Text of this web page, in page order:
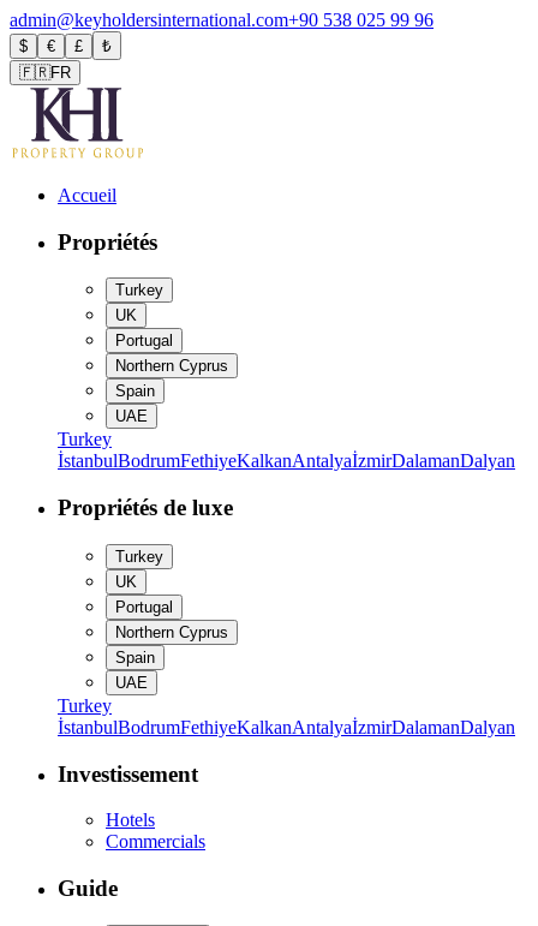
admin@keyholdersinternational.com+90 538 025 99 96
$ € £
₺
🇫🇷FR
Accueil
Propriétés
Turkey
UK
Portugal
Northern Cyprus
Spain
UAE
Turkey
İstanbulBodrumFethiyeKalkanAntalyaİzmirDalamanDalyan
Propriétés de luxe
Turkey
UK
Portugal
Northern Cyprus
Spain
UAE
Turkey
İstanbulBodrumFethiyeKalkanAntalyaİzmirDalamanDalyan
Investissement
Hotels
Commercials
Guide